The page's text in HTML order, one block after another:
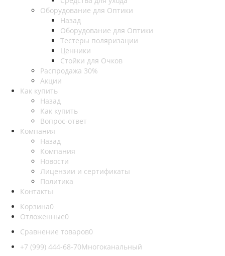
Оборудование для Оптики
Назад
Оборудование для Оптики
Тестеры поляризации
Ценники
Стойки для Очков
Распродажа 30%
Акции
Как купить
Назад
Как купить
Вопрос-ответ
Компания
Назад
Компания
Новости
Лицензии и сертификаты
Политика
Контакты
Корзина0
Отложенные0
Сравнение товаров0
+7 (999) 444-68-70Многоканальный